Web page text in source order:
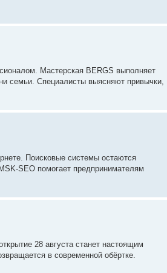
Мастерская BERGS выполняет
семьи. Специалисты выясняют привычки,
Поисковые системы остаются
SEO помогает предпринимателям
28 августа станет настоящим
в современной обёртке.